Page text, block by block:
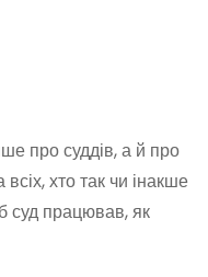
про суддів, а й про
всіх, хто так чи інакше
суд працював, як